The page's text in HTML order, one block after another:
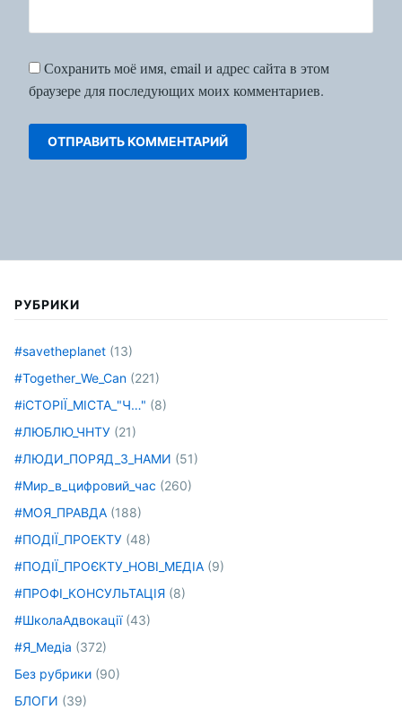
Сохранить моё имя, email и адрес сайта в этом
браузере для последующих моих комментариев.
РУБРИКИ
#savetheplanet (13)
#Together_We_Can (221)
#іСТОРІЇ_МІСТА_"Ч…" (8)
#ЛЮБЛЮ_ЧНТУ (21)
#ЛЮДИ_ПОРЯД_З_НАМИ (51)
#Мир_в_цифровий_час (260)
#МОЯ_ПРАВДА (188)
#ПОДІЇ_ПРОЕКТУ (48)
#ПОДІЇ_ПРОЄКТУ_НОВІ_МЕДІА (9)
#ПРОФІ_КОНСУЛЬТАЦІЯ (8)
#ШколаАдвокації(43)
#Я_Медіа (372)
Без рубрики (90)
БЛОГИ (39)